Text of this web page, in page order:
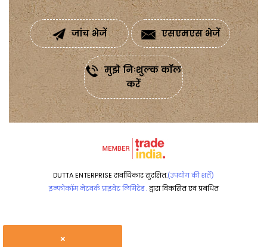
जांच भेजें एसएमएस भेजें
मुझे निःशुल्क कॉल
करें
DUTTA ENTERPRISE सर्वाधिकार सुरक्षित.(उपयोग की शर्तें)
इन्फोकॉम नेटवर्क प्राइवेट लिमिटेड .द्वारा विकसित एवं प्रबंधित
×